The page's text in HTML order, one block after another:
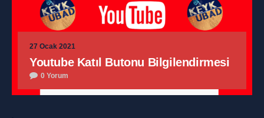
27 Ocak 2021
Youtube Katıl Butonu Bilgilendirmesi
0 Yorum